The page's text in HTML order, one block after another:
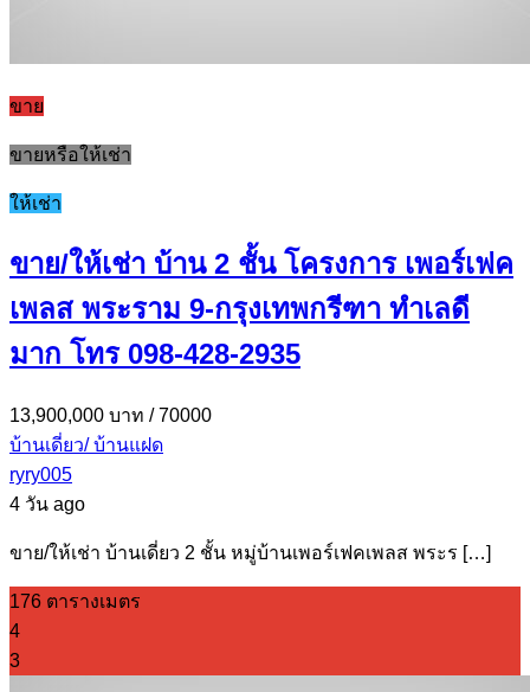
ขาย
ขายหรือให้เช่า
ให้เช่า
ขาย/ให้เช่า บ้าน 2 ชั้น โครงการ เพอร์เฟค
เพลส พระราม 9-กรุงเทพกรีฑา ทำเลดี
มาก โทร 098-428-2935
13,900,000 บาท / 70000
บ้านเดี่ยว/ บ้านแฝด
ryry005
4 วัน ago
ขาย/ให้เช่า บ้านเดี่ยว 2 ชั้น หมู่บ้านเพอร์เฟคเพลส พระร […]
176 ตารางเมตร
4
3